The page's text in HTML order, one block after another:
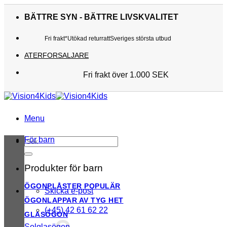
BÄTTRE SYN - BÄTTRE LIVSKVALITET
Fri frakt*Utökad returrattSveriges största utbud
ATERFORSALJARE
Fri frakt över 1.000 SEK
Kunderna älskar oss
Utökad returratt
Sveriges största utbud
Menu
Sök
efter:
Skicka e-post
(+45) 42 61 62 22
För barn
Produkter för barn
ÖGONPLÅSTER
ÖGONLAPPAR AV TYG
GLASÖGON